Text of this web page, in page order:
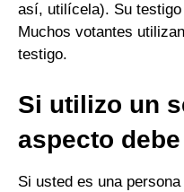
así, utilícela). Su
Muchos votantes
testigo.
Si utilizo un
aspecto
Si usted es una